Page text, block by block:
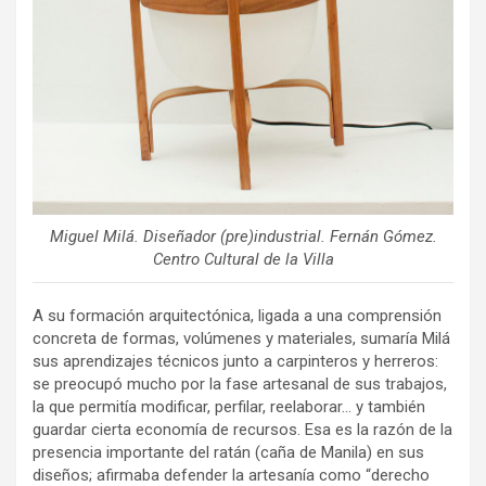
Miguel Milá. Diseñador (pre)industrial. Fernán Gómez.
Centro Cultural de la Villa
A su formación arquitectónica, ligada a una comprensión
concreta de formas, volúmenes y materiales, sumaría Milá
sus aprendizajes técnicos junto a carpinteros y herreros:
se preocupó mucho por la fase artesanal de sus trabajos,
la que permitía modificar, perfilar, reelaborar… y también
guardar cierta economía de recursos. Esa es la razón de la
presencia importante del ratán (caña de Manila) en sus
diseños; afirmaba defender la artesanía como “derecho